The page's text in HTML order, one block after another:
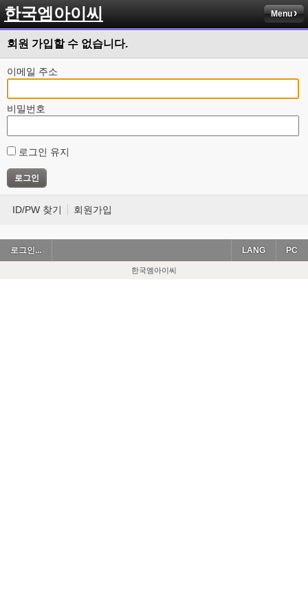
한국엠아이씨 Menu
회원 가입할 수 없습니다.
이메일 주소
비밀번호
로그인 유지
ID/PW 찾기 회원가입
로그인... PC
LANG
한국엠아이씨